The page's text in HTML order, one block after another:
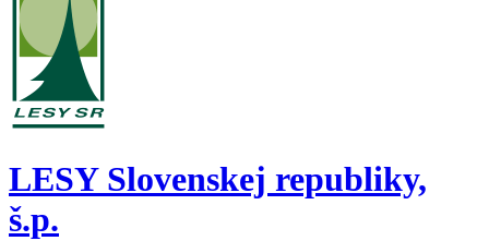
LESY Slovenskej republiky,
š.p.